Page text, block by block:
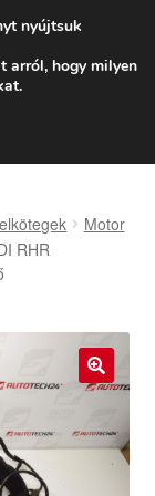
088 054
Motor
RHR
🔍
nyújtsuk
arról, hogy milyen